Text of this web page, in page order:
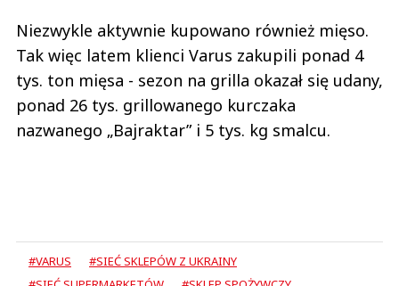
Niezwykle aktywnie kupowano również mięso.
Tak więc latem klienci Varus zakupili ponad 4
tys. ton mięsa - sezon na grilla okazał się udany,
ponad 26 tys. grillowanego kurczaka
nazwanego „Bajraktar” i 5 tys. kg smalcu.
#VARUS
#SIEĆ SKLEPÓW Z UKRAINY